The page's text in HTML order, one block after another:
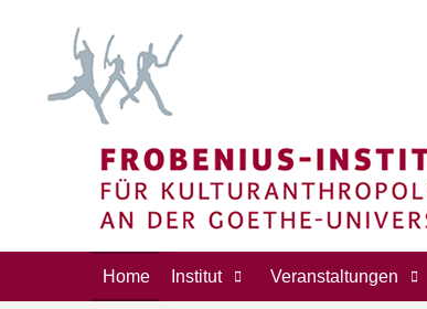
Home Institut Veranstaltungen